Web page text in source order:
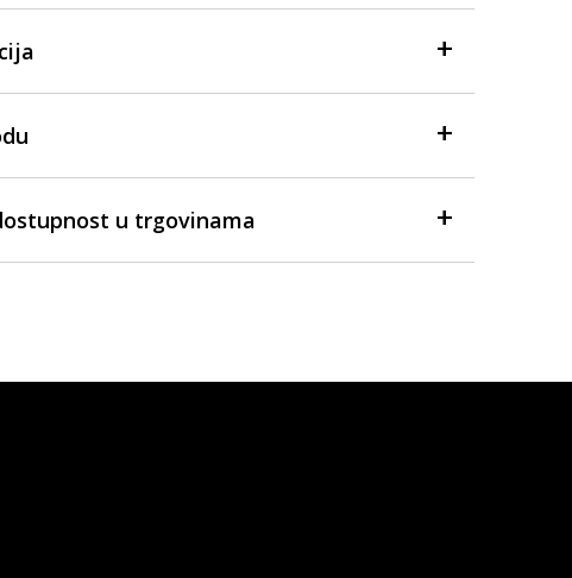
u trgovinama